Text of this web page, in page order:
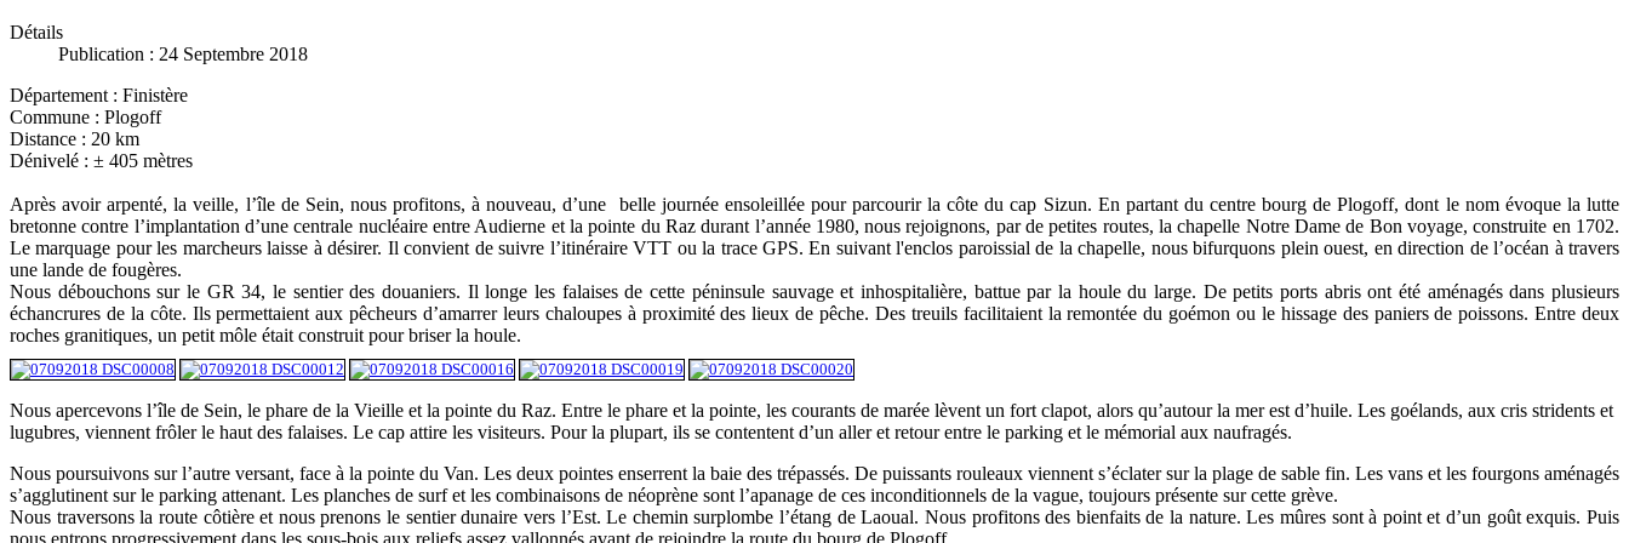
Détails
Publication : 24 Septembre 2018
Département : Finistère
Commune : Plogoff
Distance : 20 km
Dénivelé : ± 405 mètres
Après avoir arpenté, la veille, l’île de Sein, nous profitons, à nouveau, d’une belle journée ensoleillée pour parcourir la côte du cap Sizun. En partant du centre bourg de Plogoff, dont le nom évoque la lutte
bretonne contre l’implantation d’une centrale nucléaire entre Audierne et la pointe du Raz durant l’année 1980, nous rejoignons, par de petites routes, la chapelle Notre Dame de Bon voyage, construite en 1702.
Le marquage pour les marcheurs laisse à désirer. Il convient de suivre l’itinéraire VTT ou la trace GPS. En suivant l'enclos paroissial de la chapelle, nous bifurquons plein ouest, en direction de l’océan à travers
une lande de fougères.
Nous débouchons sur le GR 34, le sentier des douaniers. Il longe les falaises de cette péninsule sauvage et inhospitalière, battue par la houle du large. De petits ports abris ont été aménagés dans plusieurs
échancrures de la côte. Ils permettaient aux pêcheurs d’amarrer leurs chaloupes à proximité des lieux de pêche. Des treuils facilitaient la remontée du goémon ou le hissage des paniers de poissons. Entre deux
roches granitiques, un petit môle était construit pour briser la houle.
Nous apercevons l’île de Sein, le phare de la Vieille et la pointe du Raz. Entre le phare et la pointe, les courants de marée lèvent un fort clapot, alors qu’autour la mer est d’huile. Les goélands, aux cris stridents et
lugubres, viennent frôler le haut des falaises. Le cap attire les visiteurs. Pour la plupart, ils se contentent d’un aller et retour entre le parking et le mémorial aux naufragés.
Nous poursuivons sur l’autre versant, face à la pointe du Van. Les deux pointes enserrent la baie des trépassés. De puissants rouleaux viennent s’éclater sur la plage de sable fin. Les vans et les fourgons aménagés
s’agglutinent sur le parking attenant. Les planches de surf et les combinaisons de néoprène sont l’apanage de ces inconditionnels de la vague, toujours présente sur cette grève.
Nous traversons la route côtière et nous prenons le sentier dunaire vers l’Est. Le chemin surplombe l’étang de Laoual. Nous profitons des bienfaits de la nature. Les mûres sont à point et d’un goût exquis. Puis
nous entrons progressivement dans les sous-bois aux reliefs assez vallonnés avant de rejoindre la route du bourg de Plogoff.